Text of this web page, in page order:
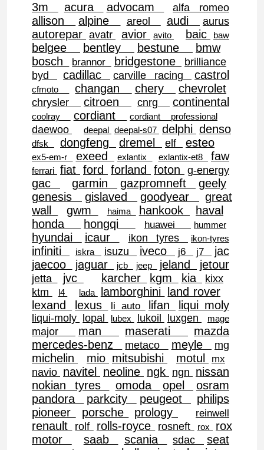
3m acura advocam alfa romeo
allison alpine areol audi aurus
autorepar avatr avior avito baic baw
belgee bentley bestune
bmw
bosch
brannor bridgestone
brilliance
byd
cadillac carville racing castrol
cfmoto changan chery chevrolet
chrysler citroen cnrg continental
coolray cordiant cordiant professional
daewoo deepal deepal-s07 delphi denso
dfsk dongfeng dremel elf esteo
ex5-em-r exeed exlantix exlantix-et8 faw
ferrari fiat ford forland foton g-energy
gac garmin gazpromneft
geely
genesis
gislaved goodyear
great
wall
gwm haima hankook
haval
honda
hongqi huawei hummer
hyundai icaur ikon tyres ikon-tyres
infiniti iskra isuzu iveco j6 j7
jac
jaecoo
jaguar jcb jeep jeland jetour
jetta jvc karcher kgm kia
kixx
ktm
l4 lada lamborghini
land rover
lexand
lexus li auto lifan liqui moly
liqui-moly lopal lubex lukoil luxgen mage
major man maserati
mazda
mercedes-benz
metaco meyle mg
michelin mio mitsubishi motul mx
navio navitel neoline ngk ngn nissan
nokian tyres
omoda opel
osram
pandora
parkcity peugeot
philips
pioneer
porsche prology reinwell
renault rolf rolls-royce rosneft rox
rox
motor
saab scania sdac seat